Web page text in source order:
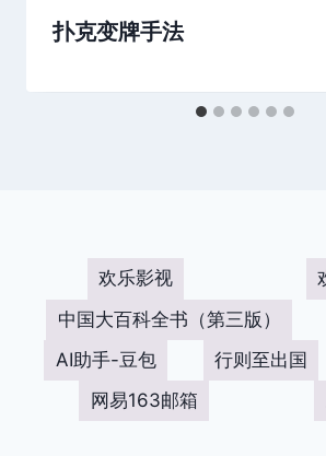
扑克变牌手法
欢乐影视
中国大百科全书（第三版）
AI助手-豆包
行则至出国
网易163邮箱